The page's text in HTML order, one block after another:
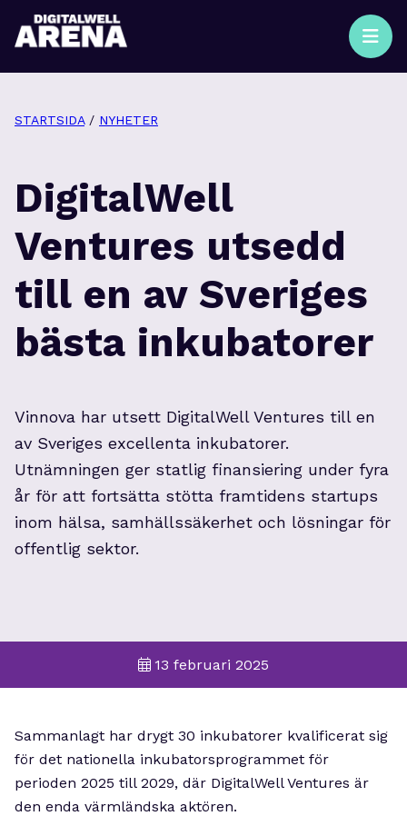
STARTSIDA/ NYHETER
DigitalWell
Ventures utsedd
till en av Sveriges
bästa inkubatorer
Vinnova har utsett DigitalWell Ventures till en
av Sveriges excellenta inkubatorer.
Utnämningen ger statlig finansiering under fyra
år för att fortsätta stötta framtidens startups
inom hälsa, samhällssäkerhet och lösningar för
offentlig sektor.
13 februari 2025
Sammanlagt har drygt 30 inkubatorer kvalificerat sig
för det nationella inkubatorsprogrammet för
perioden 2025 till 2029, där DigitalWell Ventures är
den enda värmländska aktören.